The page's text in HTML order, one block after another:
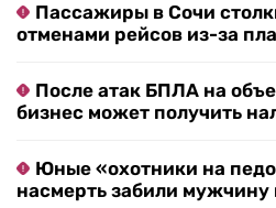
Пассажиры в Сочи
отменами рейсов из-за
После атак БПЛА на
бизнес может получить
Юные «охотники на
насмерть забили мужчину